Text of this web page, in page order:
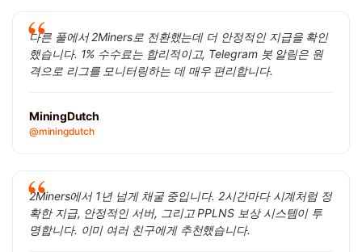
다른 풀에서 2Miners로 전환했는데 더 안정적인 지급을 확인
했습니다. 1% 수수료는 합리적이고, Telegram 봇 알림은 원
격으로 리그를 모니터링하는 데 매우 편리합니다.
MiningDutch
@miningdutch
2Miners에서 1년 넘게 채굴 중입니다. 2시간마다 시계처럼 정
확한 지급, 안정적인 서버, 그리고 PPLNS 보상 시스템이 투
명합니다. 이미 여러 친구에게 추천했습니다.